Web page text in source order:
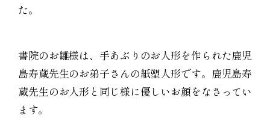
た。
書院のお雛様は、手あぶりのお人形を作られた鹿児
島寿蔵先生のお弟子さんの紙塑人形です。鹿児島寿
蔵先生のお人形と同じ様に優しいお顔をなさってい
ます。